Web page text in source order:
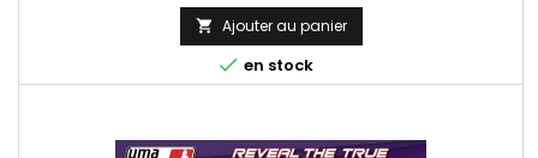
 Ajouter au panier
 en stock